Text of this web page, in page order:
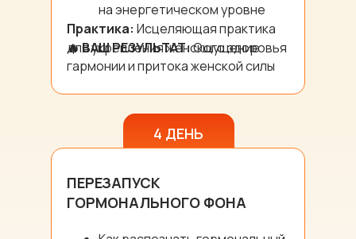
на энергетическом уровне
Практика: Исцеляющая практика
для укрепления женского здоровья
🔥 ВАШ РЕЗУЛЬТАТ:Ощущение
гармонии и притока женской силы
4 ДЕНЬ
ПЕРЕЗАПУСК
ГОРМОНАЛЬНОГО ФОНА